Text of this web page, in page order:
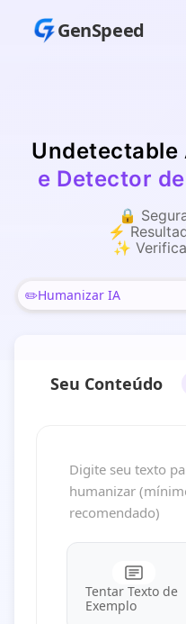
GenSpeed
Undetectable
e Detector
🔒
⚡
✨
✏️Humanizar IA
Seu Conteúdo
Tentar Texto de
Exemplo